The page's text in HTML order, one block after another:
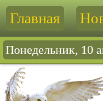
Главная
Понедельник, 10